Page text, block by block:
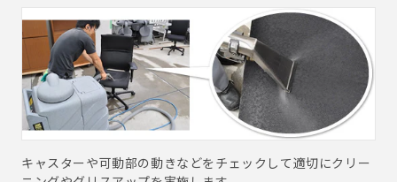
キャスターや可動部の動きなどをチェックして適切にクリー